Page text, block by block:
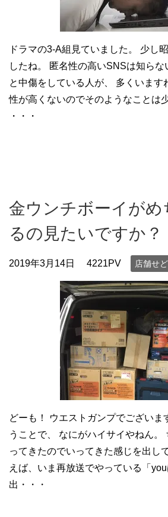
ドラマの3-A組見ていました。 少し
したね。 匿名性の高いSNSは知ら
と中傷をしている人が、 多くいます
性が高くないのでそのようなことは
・・・
金ウンチボーイがめ
るの見たいですか？
2019年3月14日 4221PV 店舗せ
どーも！ ウエストガンプでございま
うことで、 なにがハイサイやねん。
ってきたのでいってきた感じを出し
えば、いま再放送でやっている「
出・・・